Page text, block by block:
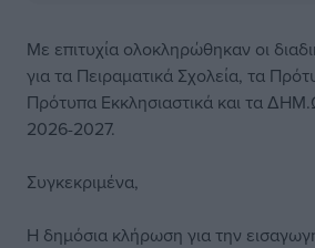
Με επιτυχία ολοκληρώθηκαν οι
για τα Πειραματικά Σχολεία, τα
Πρότυπα Εκκλησιαστικά και τα
2026-2027.
Συγκεκριμένα,
Η δημόσια κλήρωση για την